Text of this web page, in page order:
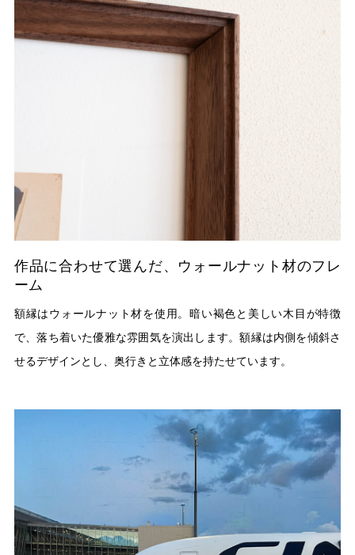
作品に合わせて選んだ、ウォールナット材のフレ
ーム
額縁はウォールナット材を使用。暗い褐色と美しい木目が特徴
で、落ち着いた優雅な雰囲気を演出します。額縁は内側を傾斜さ
せるデザインとし、奥行きと立体感を持たせています。